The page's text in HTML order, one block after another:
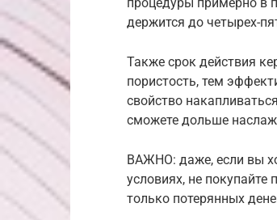
держится до четырех-
Также срок действия
пористость, тем
свойство
сможете дольше
ВАЖНО: даже, если вы
условиях, не
только потерянных